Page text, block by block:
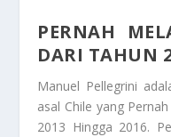
PERNAH
DARI TAHUN
Manuel Pellegrini
asal Chile yang
2013 Hingga 2016.